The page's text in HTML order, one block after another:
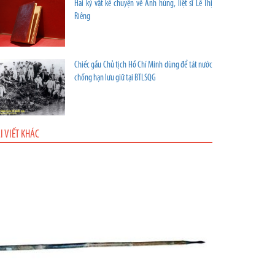
Hai kỷ vật kể chuyện về Anh hùng, liệt sĩ Lê Thị
Riêng
Chiếc gầu Chủ tịch Hồ Chí Minh dùng để tát nước
chống hạn lưu giữ tại BTLSQG
VIẾT KHÁC